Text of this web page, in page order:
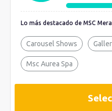
Lo más destacado de MSC
Carousel Shows
Msc Aurea Spa